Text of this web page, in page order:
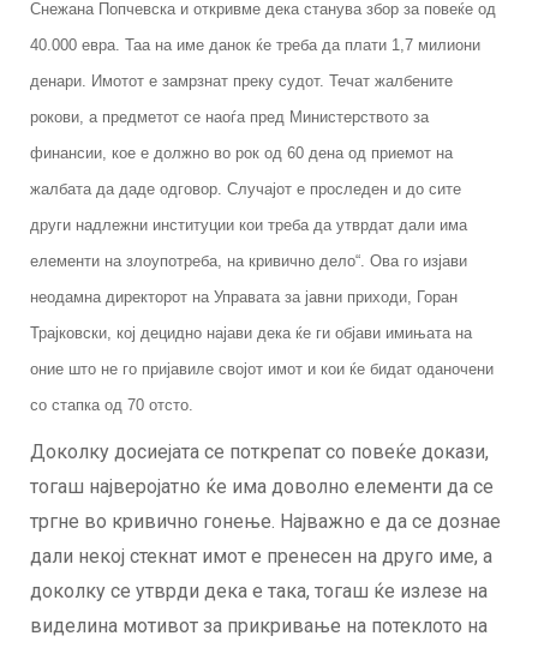
Снежана Попчевска и откривме дека станува збор за повеќе од
40.000 евра. Таа на име данок ќе треба да плати 1,7 милиони
денари. Имотот е замрзнат преку судот. Течат жалбените
рокови, а предметот се наоѓа пред Министерството за
финансии, кое е должно во рок од 60 дена од приемот на
жалбата да даде одговор. Случајот е проследен и до сите
други надлежни институции кои треба да утврдат дали има
елементи на злоупотреба, на кривично дело“. Ова го изјави
неодамна директорот на Управата за јавни приходи, Горан
Трајковски, кој децидно најави дека ќе ги објави имињата на
оние што не го пријавиле својот имот и кои ќе бидат оданочени
со стапка од 70 отсто.
Доколку досиејата се поткрепат со повеќе докази,
тогаш најверојатно ќе има доволно елементи да се
тргне во кривично гонење. Најважно е да се дознае
дали некој стекнат имот е пренесен на друго име, а
доколку се утврди дека е така, тогаш ќе излезе на
виделина мотивот за прикривање на потеклото на